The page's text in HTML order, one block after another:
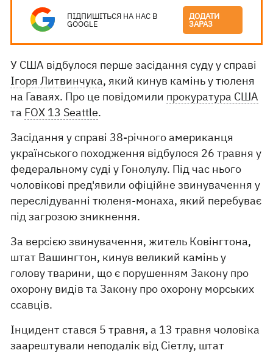
ПІДПИШІТЬСЯ НА НАС В
GOOGLE
ДОДАТИ
ЗАРАЗ
У США відбулося перше засідання суду у справі
Ігоря Литвинчука, який кинув камінь у тюленя
на Гаваях. Про це повідомили прокуратура США
та FOX 13 Seattle.
Засідання у справі 38-річного американця
українського походження відбулося 26 травня у
федеральному суді у Гонолулу. Під час нього
чоловікові пред'явили офіційне звинувачення у
переслідуванні тюленя-монаха, який перебуває
під загрозою зникнення.
За версією звинувачення, житель Ковінгтона,
штат Вашингтон, кинув великий камінь у
голову тварини, що є порушенням Закону про
охорону видів та Закону про охорону морських
ссавців.
Інцидент стався 5 травня, а 13 травня чоловіка
заарештували неподалік від Сіетлу, штат